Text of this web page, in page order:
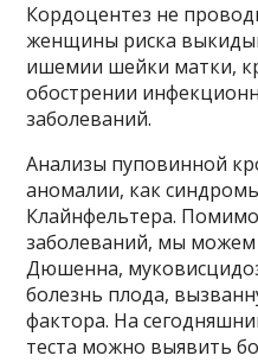
Кордоцентез не
женщины риска
ишемии шейки матки,
обострении
заболеваний.
Анализы пуповинной
аномалии, как
Клайнфельтера. Помимо
заболеваний, мы
Дюшенна,
болезнь плода,
фактора. На
теста можно выявить